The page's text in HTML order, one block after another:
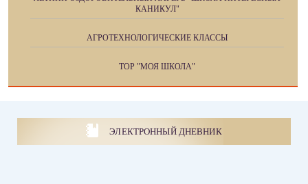
КАНИКУЛ"
АГРОТЕХНОЛОГИЧЕСКИЕ КЛАССЫ
ТОР "МОЯ ШКОЛА"
ЭЛЕКТРОННЫЙ ДНЕВНИК